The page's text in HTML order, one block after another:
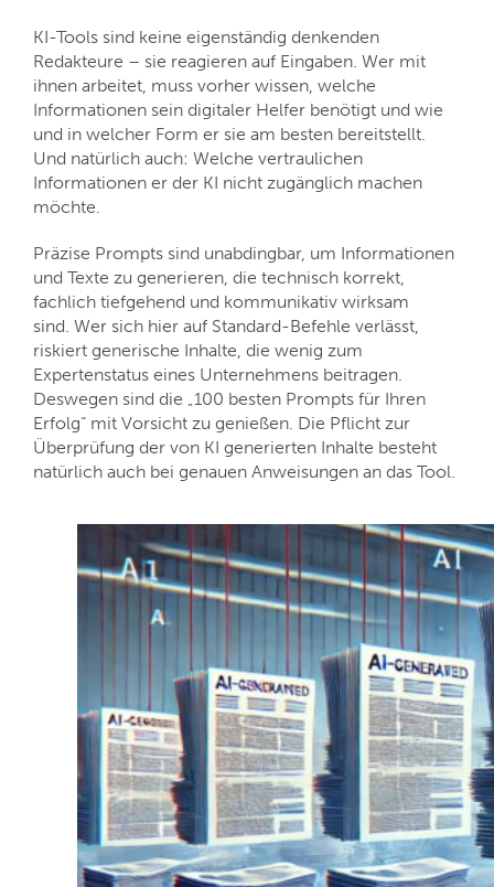
KI-Tools sind keine eigenständig denkenden
Redakteure – sie reagieren auf Eingaben. Wer mit
ihnen arbeitet, muss vorher wissen, welche
Informationen sein digitaler Helfer benötigt und wie
und in welcher Form er sie am besten bereitstellt.
Und natürlich auch: Welche vertraulichen
Informationen er der KI nicht zugänglich machen
möchte.
Präzise Prompts sind unabdingbar, um Informationen
und Texte zu generieren, die technisch korrekt,
fachlich tiefgehend und kommunikativ wirksam
sind. Wer sich hier auf Standard-Befehle verlässt,
riskiert generische Inhalte, die wenig zum
Expertenstatus eines Unternehmens beitragen.
Deswegen sind die „100 besten Prompts für Ihren
Erfolg“ mit Vorsicht zu genießen. Die Pflicht zur
Überprüfung der von KI generierten Inhalte besteht
natürlich auch bei genauen Anweisungen an das Tool.